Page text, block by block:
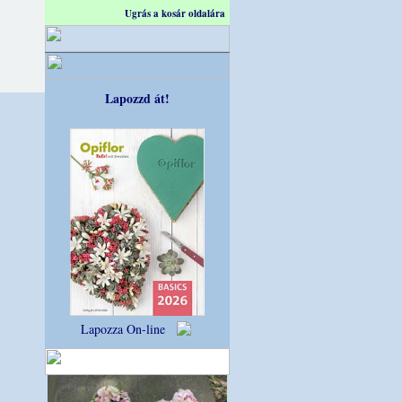
Ugrás a kosár oldalára
Lapozzd át!
Lapozza On-line